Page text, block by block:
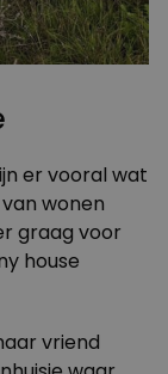
er vooral wat
wonen
graag voor
house
vriend